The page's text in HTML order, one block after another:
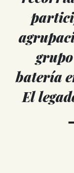
batería
El